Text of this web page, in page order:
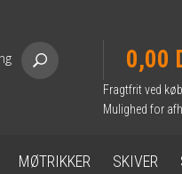
0,00
Fragtfrit ved
Mulighed for
MØTRIKKER SKIVER